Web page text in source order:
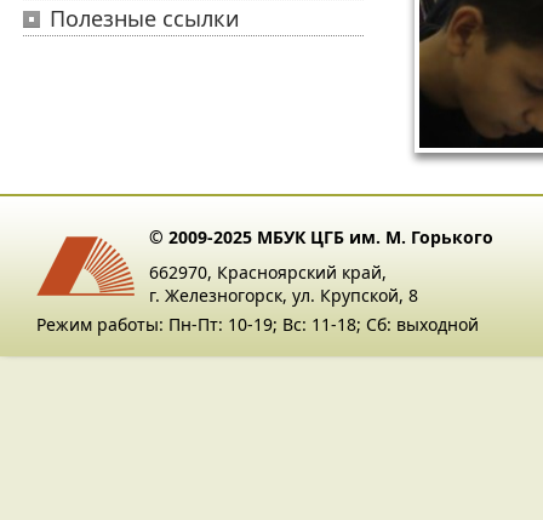
Полезные ссылки
© 2009-2025 МБУК ЦГБ им. М. Горького
662970, Красноярский край,
г. Железногорск, ул. Крупской, 8
Режим работы: Пн-Пт: 10-19; Вс: 11-18; Сб: выходной